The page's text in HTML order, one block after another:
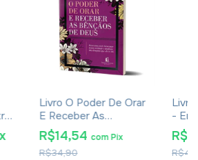
Livro O Poder De Orar
E Receber As
Bênçãos De Deus -
Stormie Omartian
R$34,90
R$14,54 com Pix
-